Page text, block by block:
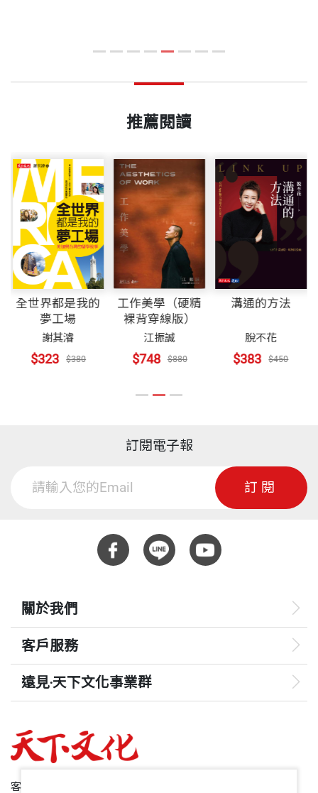
推薦閱讀
全世界都是我的
夢工場
謝其濬
$323 $380
工作美學（硬精
裸背穿線版）
江振誠
$748 $880
溝通的方法
脫不花
$383 $450
訂閱電子報
訂閱
關於我們
客戶服務
遠見‧天下文化事業群
哈佛商業評論
客服專線：+886 2 2662-0012